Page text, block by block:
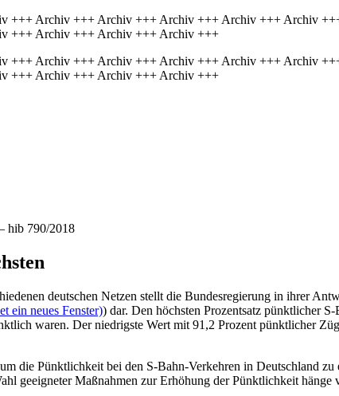
+++ Archiv +++ Archiv +++ Archiv +++ Archiv +++ Archiv
+++ Archiv +++ Archiv +++ Archiv +++
+++ Archiv +++ Archiv +++ Archiv +++ Archiv +++ Archiv
+++ Archiv +++ Archiv +++ Archiv +++
hib 790/2018
deutschen Netzen stellt die Bundesregierung in ihrer
ein neues Fenster)) dar. Den höchsten Prozentsatz pünktlicher
waren. Der niedrigste Wert mit 91,2 Prozent pünktlicher
die Pünktlichkeit bei den S-Bahn-Verkehren in Deutschland
geeigneter Maßnahmen zur Erhöhung der Pünktlichkeit